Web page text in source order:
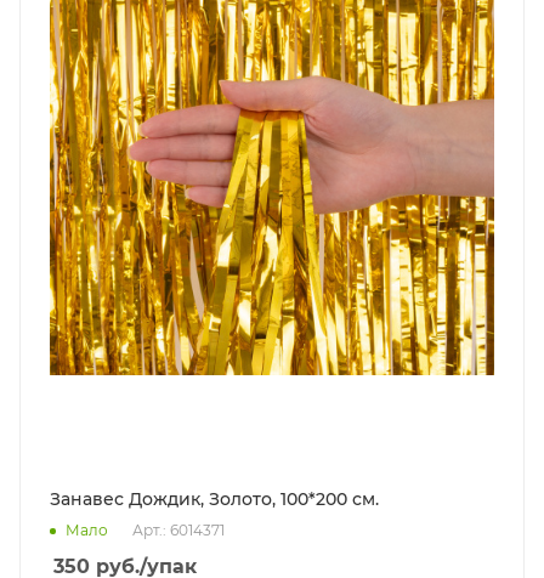
Занавес Дождик, Золото, 100*200 см.
Мало Арт.: 6014371
350 руб./упак